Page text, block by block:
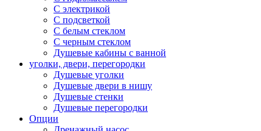
С электрикой
С подсветкой
С белым стеклом
С черным стеклом
Душевые кабины с ванной
уголки, двери, перегородки
Душевые уголки
Душевые двери в нишу
Душевые стенки
Душевые перегородки
Опции